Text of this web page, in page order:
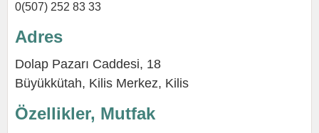
0(507) 252 83 33
Adres
Dolap Pazarı Caddesi, 18
Büyükkütah, Kilis Merkez, Kilis
Özellikler, Mutfak